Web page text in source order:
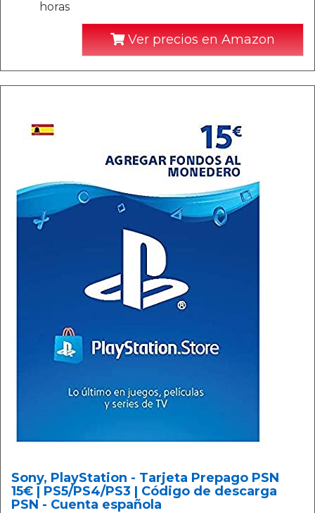
horas
Ver precios en Amazon
Sony, PlayStation - Tarjeta Prepago PSN
15€ | PS5/PS4/PS3 | Código de descarga
PSN - Cuenta española